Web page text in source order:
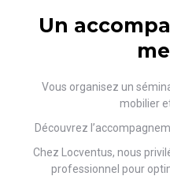
Un
Vous organisez un
mobilier
Découvrez
Chez Locventus, nous
professionnel pour